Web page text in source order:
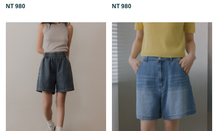
NT 980
NT 980